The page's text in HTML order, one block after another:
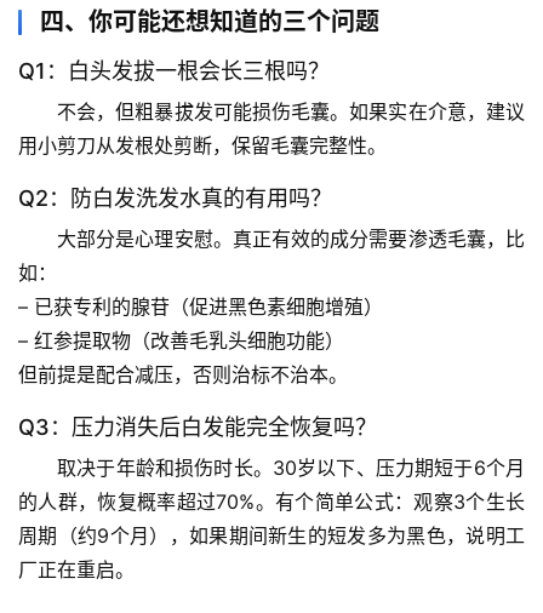
科
技
沿
心
理
驿
站
辟
真
四、你可能还想知道的三个问题
Q1：白头发拔一根会长三根吗？
不会，但粗暴拔发可能损伤毛囊。如果实在介意，建议
用小剪刀从发根处剪断，保留毛囊完整性。
Q2：防白发洗发水真的有用吗？
大部分是心理安慰。真正有效的成分需要渗透毛囊，比
如：
– 已获专利的腺苷 （促进黑色素细胞增殖）
– 红参提取物 （改善毛乳头细胞功能）
但前提是配合减压，否则治标不治本。
Q3：压力消失后白发能完全恢复吗？
取决于年龄和损伤时长。30岁以下、压力期短于6个月
的人群，恢复概率超过70%。有个简单公式：观察3个生长
周期（约9个月）
，如果期间新生的短发多为黑色，说明工
厂正在重启。